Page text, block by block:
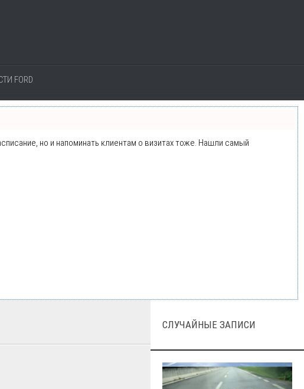
FORD
но и напоминать клиентам о визитах тоже. Нашли самый
СЛУЧАЙНЫЕ ЗАПИСИ